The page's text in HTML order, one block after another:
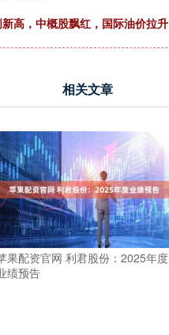
高，中概股飘红，国际油价拉升
相关文章
果配资官网 利君股份：2025年度
绩预告